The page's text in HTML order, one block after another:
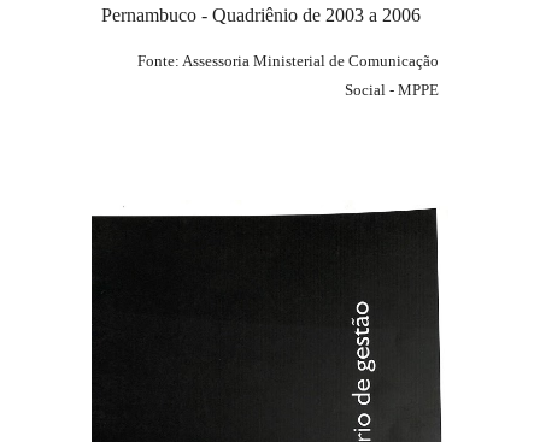
Pernambuco - Quadriênio de 2003 a 2006
Fonte: Assessoria Ministerial de Comunicação
Social - MPPE